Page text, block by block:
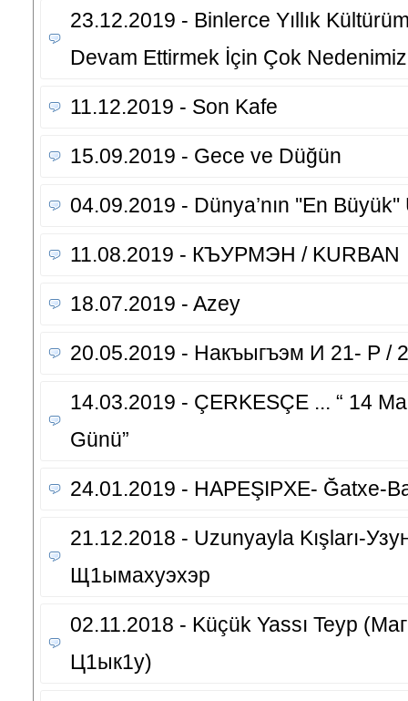
23.12.2019 - Binlerce Yıllık
Devam Ettirmek İçin Çok
11.12.2019 - Son Kafe
15.09.2019 - Gece ve Düğün
04.09.2019 - Dünya’nın ''En
11.08.2019 - КЪУРМЭН / KURBAN
18.07.2019 - Azey
20.05.2019 - Накъыгъэм И 21- Р /
14.03.2019 - ÇERKESÇE ... “ 14
Günü”
24.01.2019 - HAPEŞIPXE-
21.12.2018 - Uzunyayla Kışları-
Щ1ымахуэхэр
02.11.2018 - Küçük Yassı Teyp
Ц1ык1у)